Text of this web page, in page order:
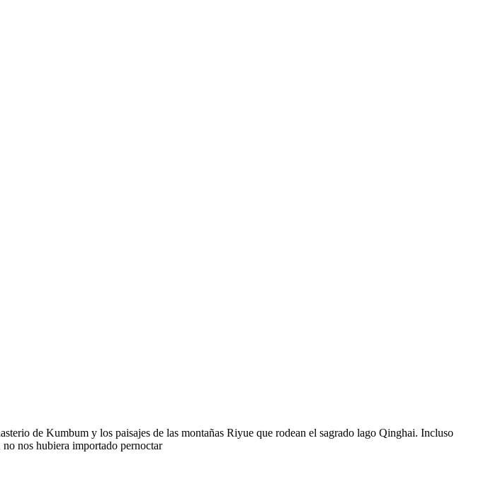
de Kumbum y los paisajes de las montañas Riyue que rodean el sagrado lago Qinghai. Incluso
nos hubiera importado pernoctar